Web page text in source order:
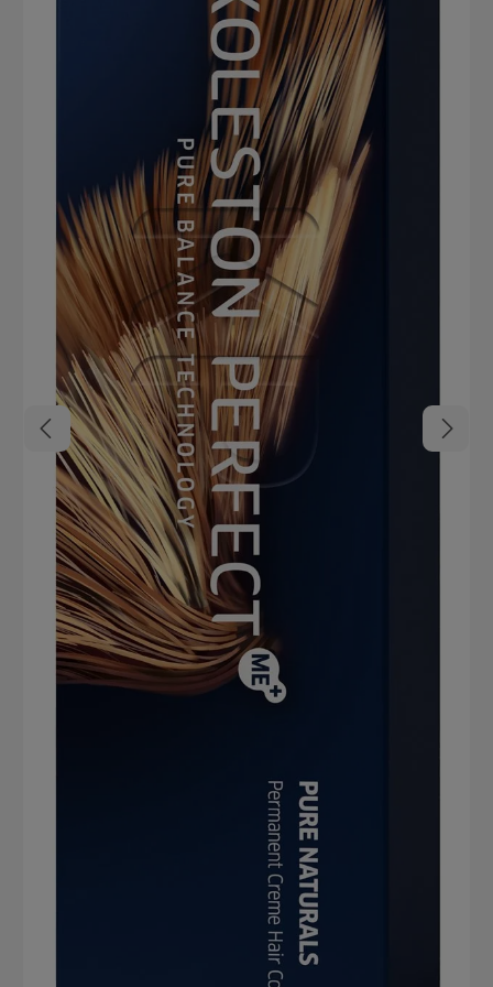
1 Tonstufe Aufhellung, 9% für bis zu 2 Tonstufen Aufhellung, 12%
für bis zu 3 Tonstufen Aufhellung Grauabdeckung: Bei hohem
Weißanteil (über 50%) Pure Naturals Nuance hinzufügen Längen-
und Spitzenausgleich: Nach der Einwirkzeit das Haar anfeuchten
und 5-10 Minuten ohne Wärme einwirken lassen Nachbehandlung:
Color Service Farbnachbehandlung zur Farbstabilisierung
Verlässliches und schonendes Farbergebnis Langanhaltende Farbe
Weniger Haarschäden Natürliches Farbergebnis Hohe Deckkraft
(bis 100%) Reduziertes Allergierisiko (wenn ME+ enthalten ist)
Pflegt das Haar und verleihen unglaublichen Glanz Farbmasse
lässt sich ganz einfach anmischen und leicht auswaschen Top
Rezeptur für eine genaue Anwendung Angenehmer Geruch
Koleston Perfect Farbkarte Finde deine Lieblingsfarbe mit der
Koleston Perfect Farbkarte zum Download als PDF Datei bei den
Produktdetails oben. In dieser finden sich neben der
Nuancenübersicht auch Mischungsempfehlungen.